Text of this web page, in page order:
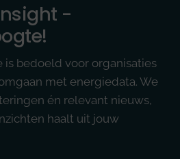
-
bedoeld voor organisaties
met energiedata. We
én relevant nieuws,
haalt uit jouw